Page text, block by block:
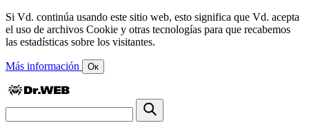
Si Vd. continúa usando este sitio web, esto significa que Vd. acepta
el uso de archivos Cookie y otras tecnologías para que recabemos
las estadísticas sobre los visitantes.
Más información Ок